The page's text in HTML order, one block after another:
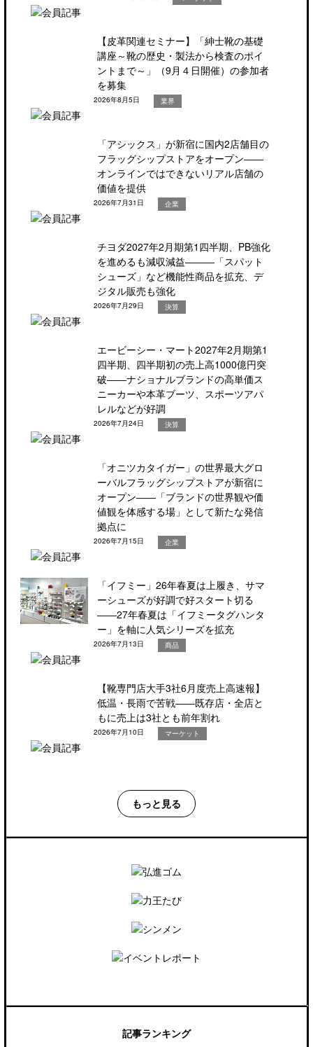
【皮革関連セミナー】「紳士靴の基礎
講座～靴の歴史・製法から検査のポイ
ントまで～」（9月４日開催）の参加者
を募集
2026年8月5日 業界
「アシックス」が新宿に国内2店舗目の
フラッグシップストアをオープン――
オンラインではできないリアル店舗の
価値を提供
2026年7月31日 企業
チヨダ2027年2月期第1四半期、PB強化
を進めるも減収減益―――「スパット
シューズ」など機能性商品を拡充、デ
ジタル販売も強化
2026年7月29日 決算
エービーシー・マート2027年2月期第1
四半期、四半期初の売上高1000億円突
破――ナショナルブランドの高単価ス
ニーカーや本革ブーツ、スポーツアパ
レルなどが好調
2026年7月24日 決算
「オニツカタイガー」の世界最大グロ
ーバルフラッグシップストアが新宿に
オープン――「ブランドの世界観や価
値観を体感する場」として新たな発信
拠点に
2026年7月15日 企業
「イフミー」26年春夏は上履き、サマ
ーシューズが好調で好スタート切る
――27年春夏は「イフミータグハンタ
ー」を軸に人気シリーズを拡充
2026年7月13日 商品
【靴専門店大手3社6月度売上高速報】
低温・長雨で苦戦――既存店・全店と
もに売上は3社とも前年割れ
2026年7月10日 マーケット
もっと見る
記事ランキング